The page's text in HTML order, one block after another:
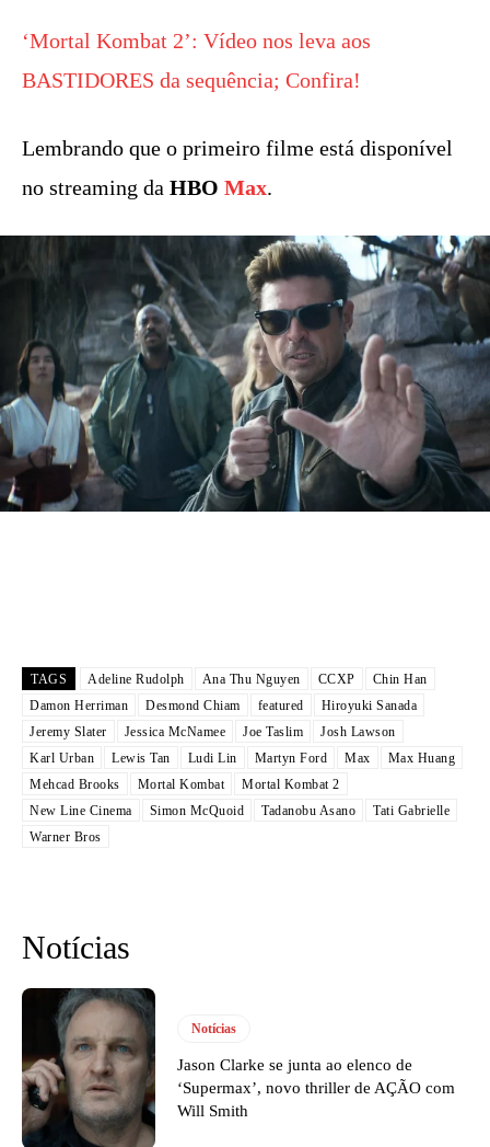
‘Mortal Kombat 2’: Vídeo nos leva aos
BASTIDORES da sequência; Confira!
Lembrando que o primeiro filme está disponível
no streaming da HBO Max.
TAGS Adeline Rudolph Ana Thu Nguyen CCXP
Chin Han
Damon Herriman
Desmond Chiam featured
Hiroyuki Sanada
Jeremy Slater
Jessica McNamee Joe Taslim
Josh Lawson
Karl Urban
Lewis Tan Ludi Lin Martyn Ford Max
Max Huang
Mehcad Brooks
Mortal Kombat
Mortal Kombat 2
New Line Cinema
Simon McQuoid Tadanobu Asano
Tati Gabrielle
Warner Bros
Notícias
Notícias
Jason Clarke se junta ao elenco de
‘Supermax’, novo thriller de AÇÃO com
Will Smith